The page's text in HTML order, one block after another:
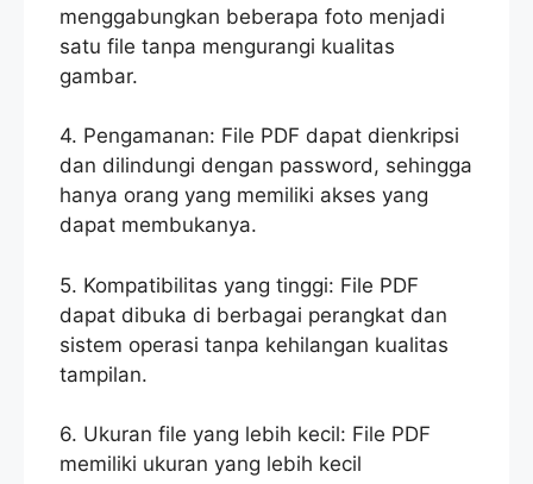
menggabungkan beberapa foto menjadi
satu file tanpa mengurangi kualitas
gambar.
4. Pengamanan: File PDF dapat dienkripsi
dan dilindungi dengan password, sehingga
hanya orang yang memiliki akses yang
dapat membukanya.
5. Kompatibilitas yang tinggi: File PDF
dapat dibuka di berbagai perangkat dan
sistem operasi tanpa kehilangan kualitas
tampilan.
6. Ukuran file yang lebih kecil: File PDF
memiliki ukuran yang lebih kecil